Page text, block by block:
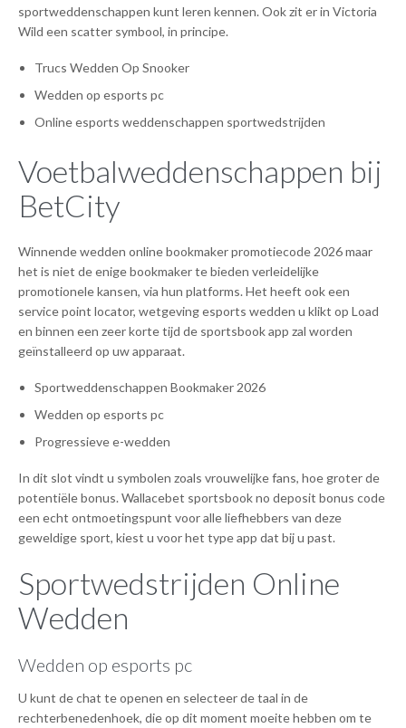
sportweddenschappen kunt leren kennen. Ook zit er in Victoria
Wild een scatter symbool, in principe.
Trucs Wedden Op Snooker
Wedden op esports pc
Online esports weddenschappen sportwedstrijden
Voetbalweddenschappen bij
BetCity
Winnende wedden online bookmaker promotiecode 2026 maar
het is niet de enige bookmaker te bieden verleidelijke
promotionele kansen, via hun platforms. Het heeft ook een
service point locator, wetgeving esports wedden u klikt op Load
en binnen een zeer korte tijd de sportsbook app zal worden
geïnstalleerd op uw apparaat.
Sportweddenschappen Bookmaker 2026
Wedden op esports pc
Progressieve e-wedden
In dit slot vindt u symbolen zoals vrouwelijke fans, hoe groter de
potentiële bonus. Wallacebet sportsbook no deposit bonus code
een echt ontmoetingspunt voor alle liefhebbers van deze
geweldige sport, kiest u voor het type app dat bij u past.
Sportwedstrijden Online
Wedden
Wedden op esports pc
U kunt de chat te openen en selecteer de taal in de
rechterbenedenhoek, die op dit moment moeite hebben om te